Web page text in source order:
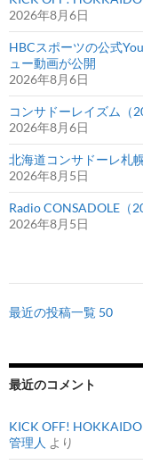
2026年8月6日
HBCスポーツの公式
ュー動画が公開
2026年8月6日
コンサドーレイズム（
2026年8月6日
北海道コンサドーレ札
2026年8月5日
Radio CONSADOLE（
2026年8月5日
最近の投稿一覧 50
最近のコメント
KICK OFF!
管理人 より